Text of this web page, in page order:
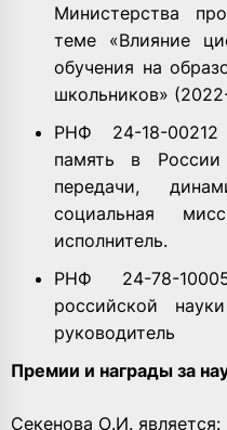
Министерства
теме «Влияние
обучения на
школьников»
РНФ 24-18-
память в
передачи,
социальная
исполнитель.
РНФ 24-78-
российской
руководитель
Премии и награды за
Секенова О.И. является: